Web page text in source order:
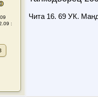
:
Чита 16. 69 УК.